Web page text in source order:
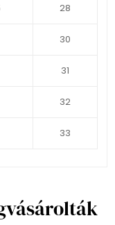
28
30
31
32
33